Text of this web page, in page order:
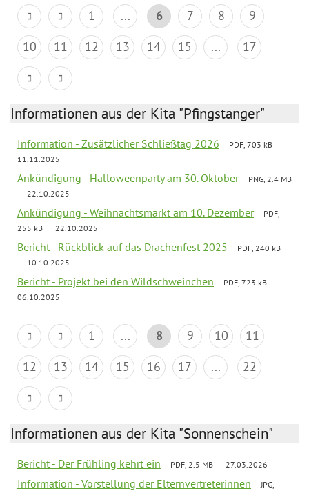
1 ... 6 7 8
9
10
11 12 13 14 15 ... 17
Informationen aus der Kita "Pfingstanger"
Information - Zusätzlicher Schließtag 2026
PDF, 703 kB
11.11.2025
Ankündigung - Halloweenparty am 30. Oktober
PNG, 2.4 MB
22.10.2025
Ankündigung - Weihnachtsmarkt am 10. Dezember
PDF,
255 kB
22.10.2025
Bericht - Rückblick auf das Drachenfest 2025
PDF, 240 kB
10.10.2025
Bericht - Projekt bei den Wildschweinchen
PDF, 723 kB
06.10.2025
1 ... 8 9 10
11
12
13 14 15 16 17 ... 22
Informationen aus der Kita "Sonnenschein"
Bericht - Der Frühling kehrt ein PDF, 2.5 MB 27.03.2026
Information - Vorstellung der Elternvertreterinnen
JPG,